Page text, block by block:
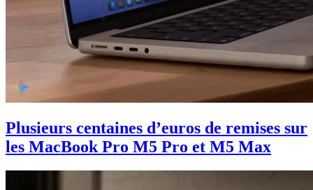
Plusieurs centaines d’euros de remises sur
les MacBook Pro M5 Pro et M5 Max